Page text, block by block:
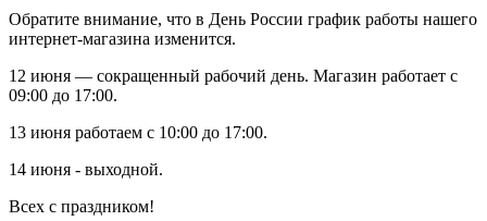
Обратите внимание, что в День России график работы нашего
интернет-магазина изменится.
12 июня — сокращенный рабочий день. Магазин работает с
09:00 до 17:00.
13 июня работаем с 10:00 до 17:00.
14 июня - выходной.
Всех с праздником!